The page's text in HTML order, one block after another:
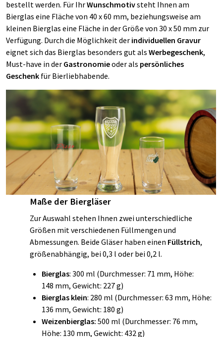
bestellt werden. Für IhrWunschmotivsteht Ihnen am
Bierglas eine Fläche von 40 x 60 mm, beziehungsweise am
kleinen Bierglas eine Fläche in der Größe von 30 x 50 mm zur
Verfügung. Durch die Möglichkeit der individuellen Gravur
eignet sich das Bierglas besonders gut als Werbegeschenk,
Must-have in der Gastronomieoder als persönliches
Geschenk für Bierliebhabende.
Maße der Biergläser
Zur Auswahl stehen Ihnen zwei unterschiedliche
Größen mit verschiedenen Füllmengen und
Abmessungen. Beide Gläser haben einen Füllstrich,
größenabhängig, bei 0,3 l oder bei 0,2 l.
Bierglas: 300 ml (Durchmesser: 71 mm, Höhe:
148 mm, Gewicht: 227 g)
Bierglas klein: 280 ml (Durchmesser: 63 mm, Höhe:
136 mm, Gewicht: 180 g)
Weizenbierglas: 500 ml (Durchmesser: 76 mm,
Höhe: 130 mm, Gewicht: 432 g)